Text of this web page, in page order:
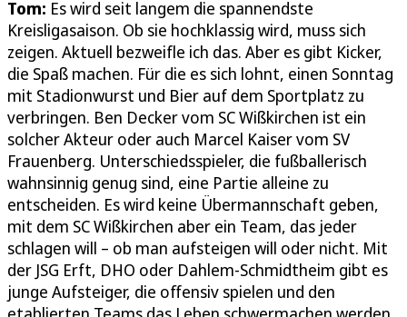
Tom: Es wird seit langem die spannendste
Kreisligasaison. Ob sie hochklassig wird, muss sich
zeigen. Aktuell bezweifle ich das. Aber es gibt Kicker,
die Spaß machen. Für die es sich lohnt, einen Sonntag
mit Stadionwurst und Bier auf dem Sportplatz zu
verbringen. Ben Decker vom SC Wißkirchen ist ein
solcher Akteur oder auch Marcel Kaiser vom SV
Frauenberg. Unterschiedsspieler, die fußballerisch
wahnsinnig genug sind, eine Partie alleine zu
entscheiden. Es wird keine Übermannschaft geben,
mit dem SC Wißkirchen aber ein Team, das jeder
schlagen will – ob man aufsteigen will oder nicht. Mit
der JSG Erft, DHO oder Dahlem-Schmidtheim gibt es
junge Aufsteiger, die offensiv spielen und den